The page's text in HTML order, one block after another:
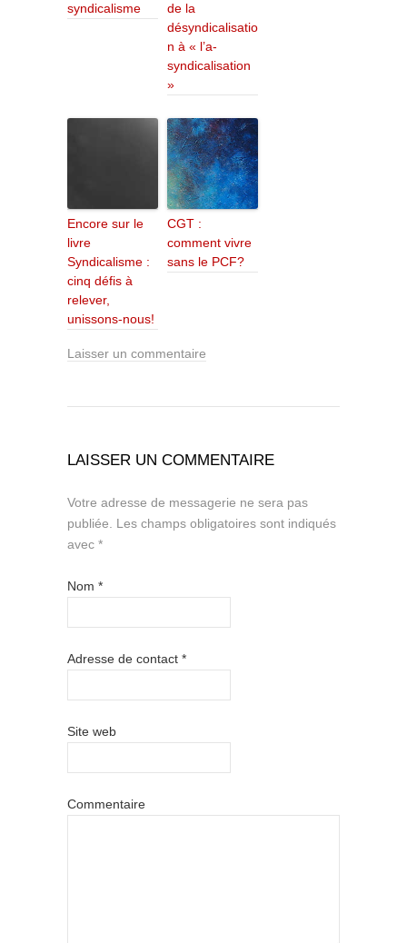
syndicalisme
de la
désyndicalisatio
n à « l’a-
syndicalisation
»
Encore sur le
livre
Syndicalisme :
cinq défis à
relever,
unissons-nous!
CGT :
comment vivre
sans le PCF?
Laisser un commentaire
LAISSER UN COMMENTAIRE
Votre adresse de messagerie ne sera pas
publiée. Les champs obligatoires sont indiqués
avec *
Nom *
Adresse de contact *
Site web
Commentaire